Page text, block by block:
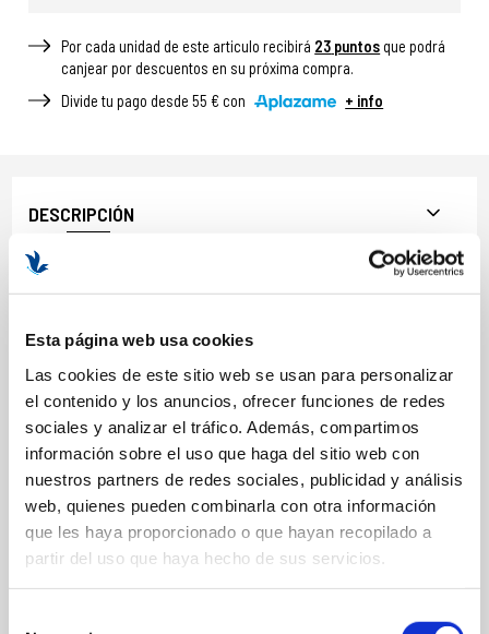
Esta página web usa cookies
Las cookies de este sitio web se usan para personalizar
el contenido y los anuncios, ofrecer funciones de redes
sociales y analizar el tráfico. Además, compartimos
información sobre el uso que haga del sitio web con
nuestros partners de redes sociales, publicidad y análisis
web, quienes pueden combinarla con otra información
que les haya proporcionado o que hayan recopilado a
partir del uso que haya hecho de sus servicios.
Por cada unidad de este articulo recibirá 23 puntos que podrá
canjear por descuentos en su próxima compra.
Divide tu pago desde 55 € con
+ info
DESCRIPCIÓN
BENEFICIOS Y PROPIEDADES
Elimina toxinas de la piel.
Estimula la circulación.
Disminuye los surcos de la piel.
Formato: 50ml.
COMPOSICIÓN